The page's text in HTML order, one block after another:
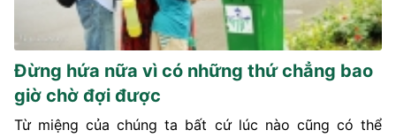
Đừng hứa nữa vì có những thứ chẳng bao
giờ chờ đợi được
Từ miệng của chúng ta bất cứ lúc nào cũng có thể